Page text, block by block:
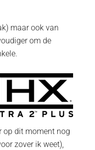
maar ook van
om de
op dit moment nog
zover ik weet),